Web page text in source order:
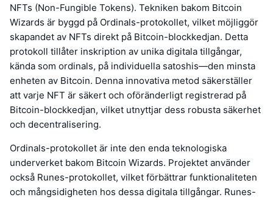
NFTs (Non-Fungible Tokens). Tekniken bakom Bitcoin
Wizards är byggd på Ordinals-protokollet, vilket möjliggör
skapandet av NFTs direkt på Bitcoin-blockkedjan. Detta
protokoll tillåter inskription av unika digitala tillgångar,
kända som ordinals, på individuella satoshis—den minsta
enheten av Bitcoin. Denna innovativa metod säkerställer
att varje NFT är säkert och oföränderligt registrerad på
Bitcoin-blockkedjan, vilket utnyttjar dess robusta säkerhet
och decentralisering.
Ordinals-protokollet är inte den enda teknologiska
underverket bakom Bitcoin Wizards. Projektet använder
också Runes-protokollet, vilket förbättrar funktionaliteten
och mångsidigheten hos dessa digitala tillgångar. Runes-